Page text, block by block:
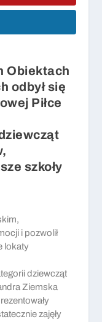
Obiektach
odbył się
Piłce
szkoły
i pozwolił
lokaty
dziewcząt
Ziemska
zajęły